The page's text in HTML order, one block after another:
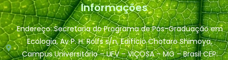
Informações
Endereço: Secretaria do Programa de Pós-Graduação em
Ecologia, Av P. H. Rolfs s/n, Edifício Chotaro Shimoya,
Campus Universitário – UFV – VIÇOSA – MG – Brasil CEP: